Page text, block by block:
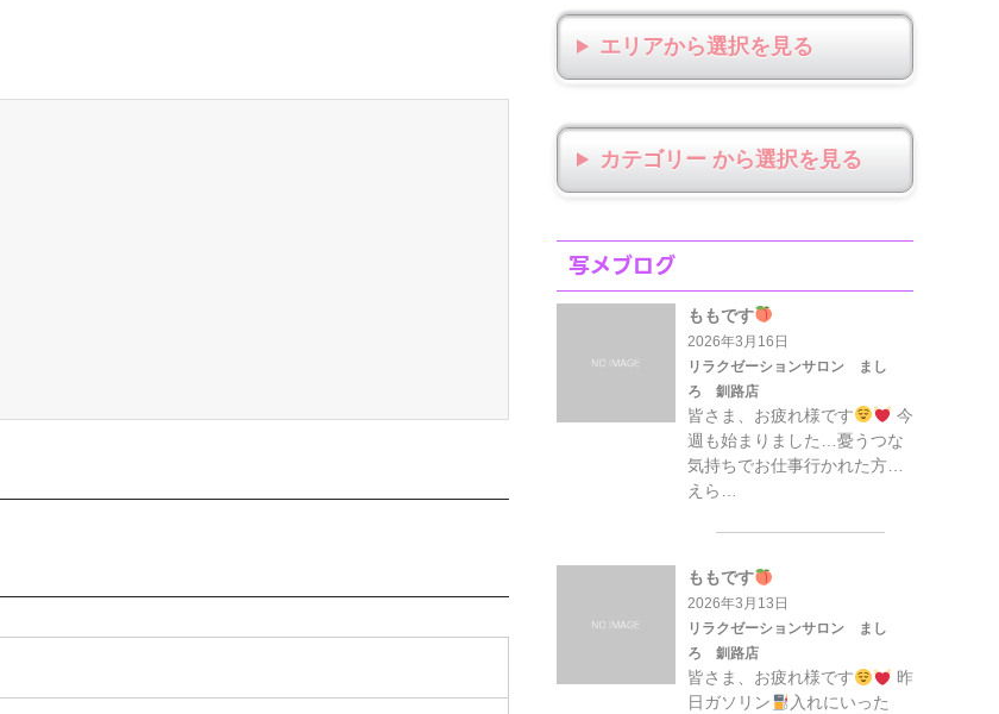
エリアから選択
カテゴリー から選択
写メブログ
ももです
2026年3月16日
リラクゼーションサロン まし
ろ 釧路店
皆さま、お疲れ様です
今
週も始まりました…憂うつな
気持ちでお仕事行かれた方…
えら…
ももです
2026年3月13日
リラクゼーションサロン まし
ろ 釧路店
皆さま、お疲れ様です
昨
日ガソリン
入れにいった